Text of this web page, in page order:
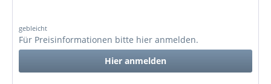
gebleicht
Für Preisinformationen bitte hier anmelden.
Hier anmelden